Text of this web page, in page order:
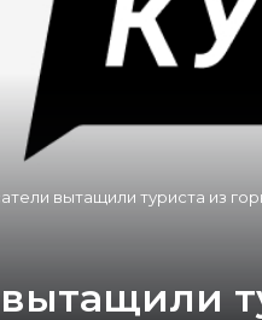
вытащили туриста из